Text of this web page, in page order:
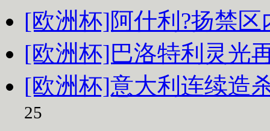
[欧洲杯]阿什利?扬禁
[欧洲杯]巴洛特利灵光
[欧洲杯]意大利连续造
25